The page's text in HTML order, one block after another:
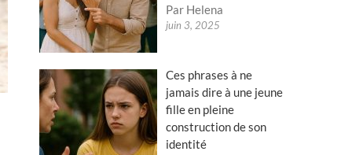
Par Helena
juin 3, 2025
Ces phrases à ne
jamais dire à une jeune
fille en pleine
construction de son
identité